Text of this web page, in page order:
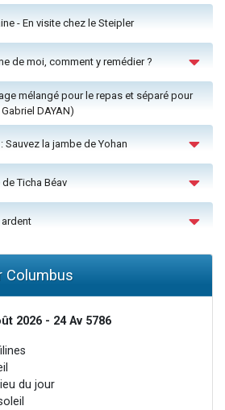
- En visite chez le Steipler
de moi, comment y remédier ?
mélangé pour le repas et séparé pour
DAYAN)
: Sauvez la jambe de Yohan
Ticha Béav
Columbus
2026 - 24 Av 5786
du jour